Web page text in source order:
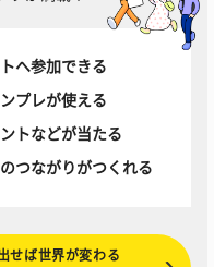
へ参加できる
プレが使える
トなどが当たる
つながりがつくれる
せば世界が変わる